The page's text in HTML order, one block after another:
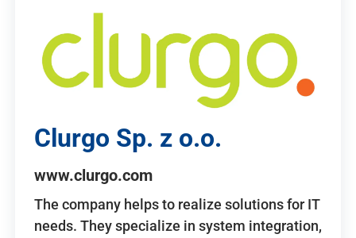
Clurgo Sp. z o.o.
www.clurgo.com
The company helps to realize solutions for IT
needs. They specialize in system integration,